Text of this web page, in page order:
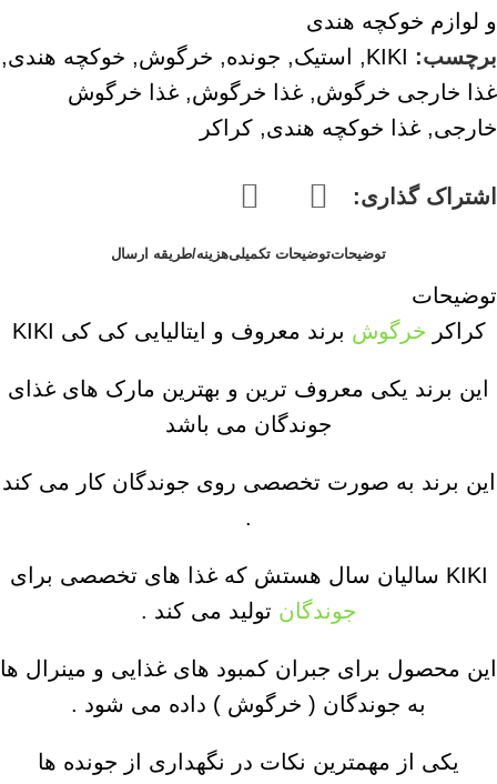
و لوازم خوکچه هندی
برچسب: KIKI
, استیک, جونده, خرگوش, خوکچه هندی,
غذا خارجی خرگوش, غذا خرگوش, غذا خرگوش
خارجی, غذا خوکچه هندی, کراکر
اشتراک گذاری:
توضیحاتتوضیحات تکمیلیهزینه/طریقه ارسال
توضیحات
کراکر خرگوش برند معروف و ایتالیایی کی کی KIKI
این برند یکی معروف ترین و بهترین مارک های غذای
جوندگان می باشد
این برند به صورت تخصصی روی جوندگان کار می کند
.
KIKI سالیان سال هستش که غذا های تخصصی برای
جوندگان تولید می کند .
این محصول برای جبران کمبود های غذایی و مینرال ها
به جوندگان ( خرگوش ) داده می شود .
یکی از مهمترین نکات در نگهداری از جونده ها